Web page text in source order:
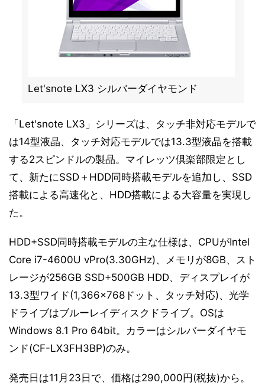
Let'snote LX3 シルバーダイヤモンド
「Let'snote LX3」シリーズは、タッチ非対応モデルで
は14型液晶、タッチ対応モデルでは13.3型液晶を搭載
する2スピンドルの製品。マイレッツ倶楽部限定とし
て、新たにSSD＋HDD同時搭載モデルを追加し、SSD
搭載による高速化と、HDD搭載による大容量を実現し
た。
HDD+SSD同時搭載モデルの主な仕様は、CPUがIntel
Core i7-4600U vPro(3.30GHz)、メモリが8GB、スト
レージが256GB SSD+500GB HDD、ディスプレイが
13.3型ワイド(1,366×768ドット、タッチ対応)、光学
ドライブはブルーレイディスクドライブ。OSは
Windows 8.1 Pro 64bit。カラーはシルバーダイヤモ
ンド(CF-LX3FH3BP)のみ。
発売日は11月23日で、価格は290,000円(税抜)から。